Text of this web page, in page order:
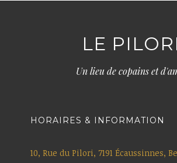
LE
Un lieu de copains et
HORAIRES & INFORMATION
10, Rue du Pilori, 7191 Écaussinnes,